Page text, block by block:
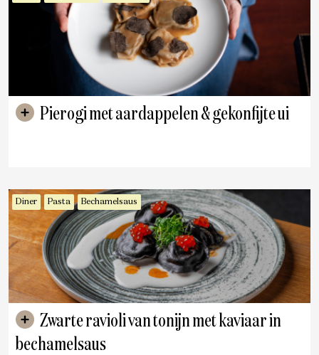
Pierogi met aardappelen & gekonfijte ui
Diner Pasta Bechamelsaus
bechamelsaus